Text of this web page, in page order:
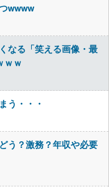
wwww
なる「笑える画像・最
ｗｗ
う・・・
う？激務？年収や必要